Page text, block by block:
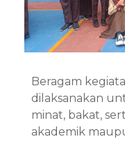
Beragam
dilaksanakan
minat, bakat,
akademik